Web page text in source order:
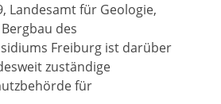
Landesamt für Geologie,
des
Freiburg ist darüber
zuständige
für